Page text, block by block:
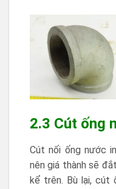
2.3 Cút ống
Cút nối ống nước
nên giá thành sẽ
kể trên. Bù lại, cút